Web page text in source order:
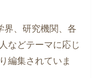
界、研究機関、各
などテーマに応じ
編集されていま